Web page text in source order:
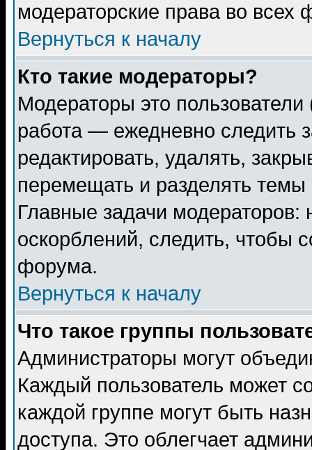
модераторские права во всех
Вернуться к началу
Кто такие модераторы?
Модераторы это
работа — ежедневно следить
редактировать, удалять,
перемещать и разделять
Главные задачи
оскорблений, следить, чтобы
форума.
Вернуться к началу
Что такое группы
Администраторы могут
Каждый пользователь может
каждой группе могут быть
доступа. Это облегчает